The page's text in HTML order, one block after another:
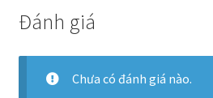
Đánh giá
Chưa có đánh giá nào.